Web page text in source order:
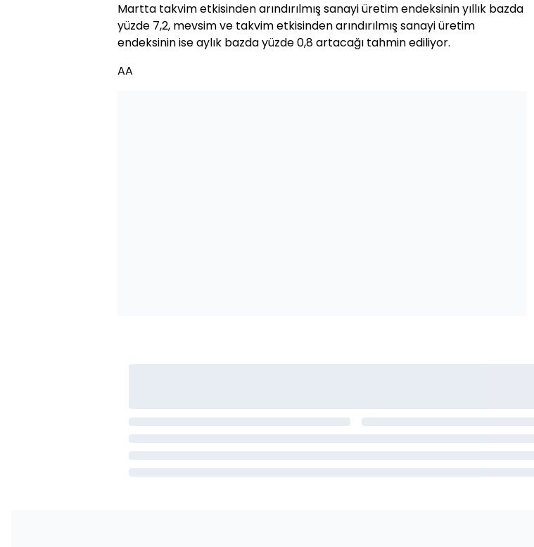
Martta takvim etkisinden arındırılmış sanayi üretim endeksinin yıllık bazda
yüzde 7,2, mevsim ve takvim etkisinden arındırılmış sanayi üretim
endeksinin ise aylık bazda yüzde 0,8 artacağı tahmin ediliyor.
AA